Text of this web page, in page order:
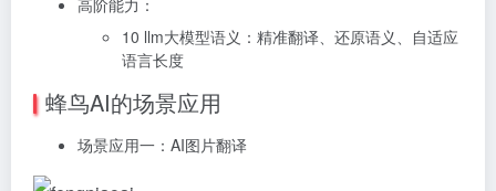
10 llm大模型语义：精准翻译、还原语义、自适应
语言长度
蜂鸟AI的场景应用
场景应用一：AI图片翻译